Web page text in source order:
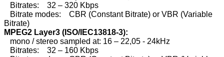
Bitrates: 32 – 320 Kbps
Bitrate modes: CBR (Constant Bitrate) or VBR (Variable
Bitrate)
MPEG2 Layer3 (ISO/IEC13818-3):
mono / stereo sampled at: 16 – 22,05 - 24kHz
Bitrates: 32 – 160 Kbps